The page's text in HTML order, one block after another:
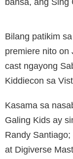
bansa, ang Sing
Bilang patikim
premiere nito on
cast ngayong
Kiddiecon sa
Kasama sa
Galing Kids ay
Randy
at Digiverse